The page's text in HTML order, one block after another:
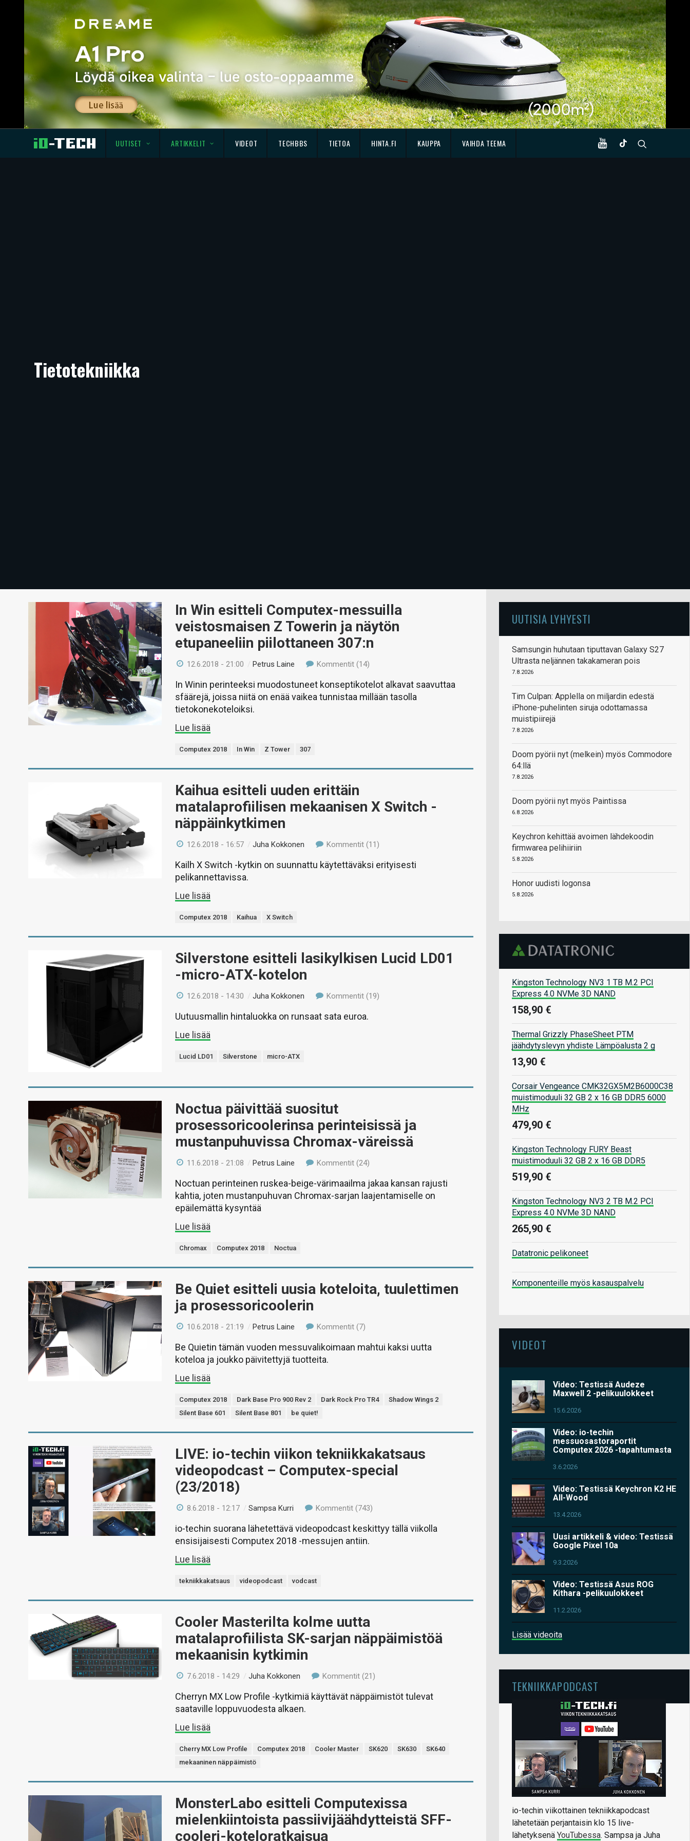
UUTISET ARTIKKELIT VIDEOT TECHBBS TIETOA HINTA.FI KAUPPA VAIHDA TEEMA
Tietotekniikka
In Win esitteli Computex-messuilla
veistosmaisen Z Towerin ja näytön
etupaneeliin piilottaneen 307:n
12.6.2018 - 21:00 /Petrus Laine Kommentit (14)
In Winin perinteeksi muodostuneet konseptikotelot alkavat saavuttaa
sfäärejä, joissa niitä on enää vaikea tunnistaa millään tasolla
tietokonekoteloiksi.
Lue lisää
Computex 2018 In Win Z Tower 307
Kaihua esitteli uuden erittäin
matalaprofiilisen mekaanisen X Switch -
näppäinkytkimen
12.6.2018 - 16:57 /Juha Kokkonen Kommentit (11)
Kailh X Switch -kytkin on suunnattu käytettäväksi erityisesti
pelikannettavissa.
Lue lisää
Computex 2018 Kaihua X Switch
Silverstone esitteli lasikylkisen Lucid LD01
-micro-ATX-kotelon
12.6.2018 - 14:30 /Juha Kokkonen Kommentit (19)
Uutuusmallin hintaluokka on runsaat sata euroa.
Lue lisää
Lucid LD01 Silverstone micro-ATX
Noctua päivittää suositut
prosessoricoolerinsa perinteisissä ja
mustanpuhuvissa Chromax-väreissä
11.6.2018 - 21:08 /Petrus Laine Kommentit (24)
Noctuan perinteinen ruskea-beige-värimaailma jakaa kansan rajusti
kahtia, joten mustanpuhuvan Chromax-sarjan laajentamiselle on
epäilemättä kysyntää
Lue lisää
Chromax Computex 2018 Noctua
Be Quiet esitteli uusia koteloita, tuulettimen
ja prosessoricoolerin
10.6.2018 - 21:19 /Petrus Laine Kommentit (7)
Be Quietin tämän vuoden messuvalikoimaan mahtui kaksi uutta
koteloa ja joukko päivitettyjä tuotteita.
Lue lisää
Computex 2018 Dark Base Pro 900 Rev 2 Dark Rock Pro TR4
Shadow Wings 2
Silent Base 601
Silent Base 801 be quiet!
LIVE: io-techin viikon tekniikkakatsaus
videopodcast – Computex-special
(23/2018)
8.6.2018 - 12:17 /Sampsa Kurri Kommentit (743)
io-techin suorana lähetettävä videopodcast keskittyy tällä viikolla
ensisijaisesti Computex 2018 -messujen antiin.
Lue lisää
tekniikkakatsaus videopodcast vodcast
Cooler Masterilta kolme uutta
matalaprofiilista SK-sarjan näppäimistöä
mekaanisin kytkimin
7.6.2018 - 14:29 /Juha Kokkonen Kommentit (21)
Cherryn MX Low Profile -kytkimiä käyttävät näppäimistöt tulevat
saataville loppuvuodesta alkaen.
Lue lisää
Cherry MX Low Profile Computex 2018 Cooler Master SK620 SK630
SK640
mekaaninen näppäimistö
MonsterLabo esitteli Computexissa
mielenkiintoista passiivijäähdytteistä SFF-
cooleri-koteloratkaisua
UUTISIA LYHYESTI
Samsungin huhutaan tiputtavan Galaxy S27
Ultrasta neljännen takakameran pois
7.8.2026
Tim Culpan: Applella on miljardin edestä
iPhone-puhelinten siruja odottamassa
muistipiirejä
7.8.2026
Doom pyörii nyt (melkein) myös Commodore
64:llä
7.8.2026
Doom pyörii nyt myös Paintissa
6.8.2026
Keychron kehittää avoimen lähdekoodin
firmwarea pelihiiriin
5.8.2026
Honor uudisti logonsa
5.8.2026
Kingston Technology NV3 1 TB M.2 PCI
Express 4.0 NVMe 3D NAND
158,90 €
Thermal Grizzly PhaseSheet PTM
jäähdytyslevyn yhdiste Lämpöalusta 2 g
13,90 €
Corsair Vengeance CMK32GX5M2B6000C38
muistimoduuli 32 GB 2 x 16 GB DDR5 6000
MHz
479,90 €
Kingston Technology FURY Beast
muistimoduuli 32 GB 2 x 16 GB DDR5
519,90 €
Kingston Technology NV3 2 TB M.2 PCI
Express 4.0 NVMe 3D NAND
265,90 €
Datatronic pelikoneet
Komponenteille myös kasauspalvelu
VIDEOT
Video: Testissä Audeze
Maxwell 2 -pelikuulokkeet
15.6.2026
Video: io-techin
messuosastoraportit
Computex 2026 -tapahtumasta
3.6.2026
Video: Testissä Keychron K2 HE
All-Wood
13.4.2026
Uusi artikkeli & video: Testissä
Google Pixel 10a
9.3.2026
Video: Testissä Asus ROG
Kithara -pelikuulokkeet
11.2.2026
Lisää videoita
TEKNIIKKAPODCAST
io-techin viikottainen tekniikkapodcast
lähetetään perjantaisin klo 15 live-
lähetyksenä YouTubessa. Sampsa ja Juha